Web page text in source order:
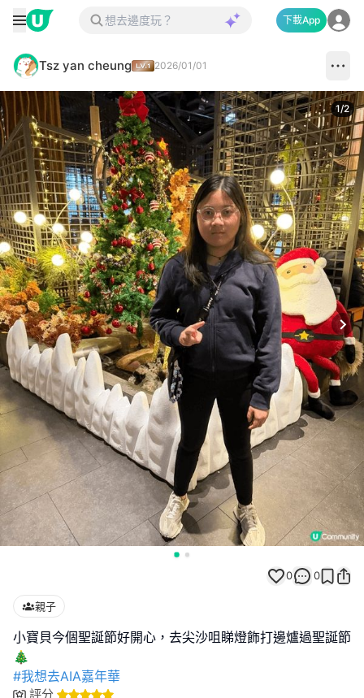
下載App
Tsz yan cheung 2026/01/01
1/2
0 0
親子
小寶貝今個聖誕節好開心，去尖沙咀睇燈飾打邊爐過聖誕節
#我想去AIA嘉年華
評分